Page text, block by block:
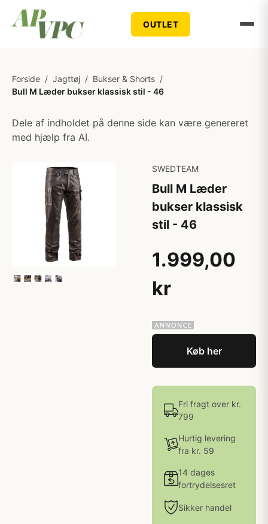
OUTLET
Forside / Jagttøj / Bukser & Shorts /
Bull M Læder bukser klassisk stil - 46
Dele af indholdet på denne side kan være genereret
med hjælp fra AI.
SWEDTEAM
Bull M Læder
bukser klassisk
stil - 46
1.999,00
kr
Køb her
Fri fragt over kr.
799
Hurtig levering
fra kr. 59
14 dages
fortrydelsesret
Sikker handel